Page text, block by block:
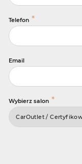
Telefon *
Email
Wybierz salon *